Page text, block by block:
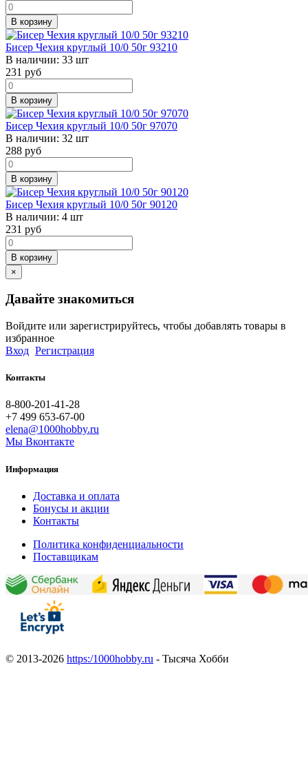
В корзину
Бисер Чехия круглый 10/0 50г 93210
В наличии: 33 шт
231 руб
В корзину
Бисер Чехия круглый 10/0 50г 97070
В наличии: 32 шт
288 руб
В корзину
Бисер Чехия круглый 10/0 50г 90120
В наличии: 4 шт
231 руб
В корзину
×
Давайте знакомиться
Войдите или зарегистрируйтесь, чтобы добавлять товары в
избранное
Вход Регистрация
Контакты
8-800-201-41-28
+7 499 653-67-00
elena@1000hobby.ru
Мы Вконтакте
Информация
Доставка и оплата
Бонусы и акции
Контакты
Политика конфиденциальности
Поставщикам
© 2013-2026 https:/1000hobby.ru - Тысяча Хобби